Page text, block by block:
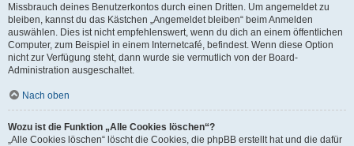
Missbrauch deines Benutzerkontos durch einen Dritten. Um angemeldet zu
bleiben, kannst du das Kästchen „Angemeldet bleiben“ beim Anmelden
auswählen. Dies ist nicht empfehlenswert, wenn du dich an einem öffentlichen
Computer, zum Beispiel in einem Internetcafé, befindest. Wenn diese Option
nicht zur Verfügung steht, dann wurde sie vermutlich von der Board-
Administration ausgeschaltet.
Nach oben
Wozu ist die Funktion „Alle Cookies löschen“?
„Alle Cookies löschen“ löscht die Cookies, die phpBB erstellt hat und die dafür